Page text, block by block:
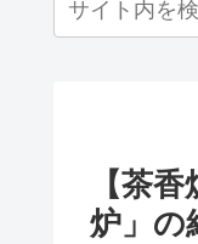
【茶
炉」の